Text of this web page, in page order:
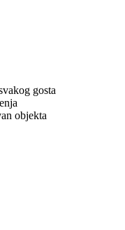
gosta
objekta